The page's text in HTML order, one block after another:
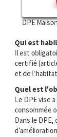
DPE
Qui est
Il est
certifié
et de
Quel est
Le DPE vise
consommée
Dans le